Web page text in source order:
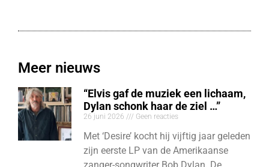
Meer nieuws
“Elvis gaf de muziek een lichaam,
Dylan schonk haar de ziel …”
26 juni 2026 Geen reacties
Met ‘Desire’ kocht hij vijftig jaar geleden
zijn eerste LP van de Amerikaanse
zanger-songwriter Bob Dylan. De